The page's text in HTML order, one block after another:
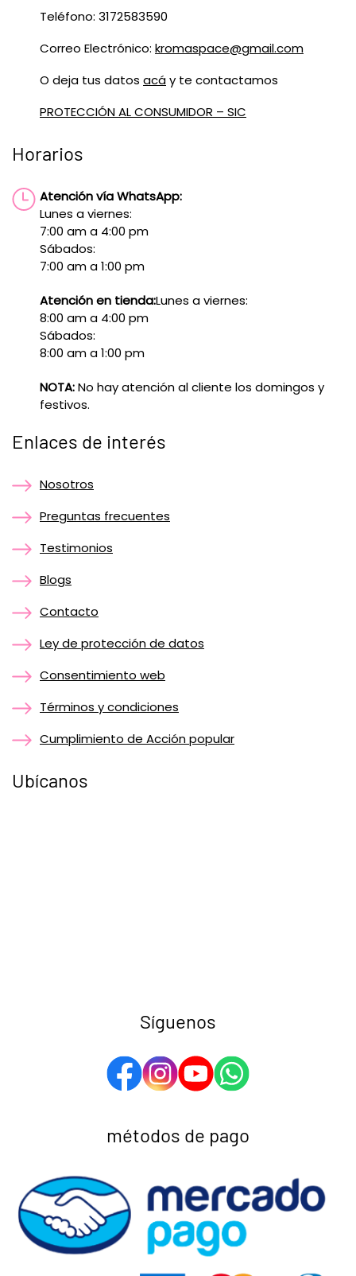
Teléfono: 3172583590
Correo Electrónico: kromaspace@gmail.com
O deja tus datos acáy te contactamos
PROTECCIÓN AL CONSUMIDOR – SIC
Horarios
Atención vía WhatsApp:
Lunes a viernes:
7:00 am a 4:00 pm
Sábados:
7:00 am a 1:00 pm
Atención en tienda:Lunes a viernes:
8:00 am a 4:00 pm
Sábados:
8:00 am a 1:00 pm
NOTA:No hay atención al cliente los domingos y
festivos.
Enlaces de interés
Nosotros
Preguntas frecuentes
Testimonios
Blogs
Contacto
Ley de protección de datos
Consentimiento web
Términos y condiciones
Cumplimiento de Acción popular
Ubícanos
Síguenos
métodos de pago